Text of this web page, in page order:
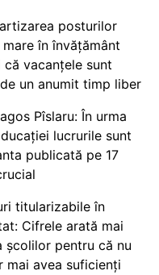
posturilor
în învățământ
vacanțele sunt
un anumit timp liber
Pîslaru: În urma
lucrurile sunt
publicată pe 17
titularizabile în
Cifrele arată mai
școlilor pentru că nu
mai avea suficienți